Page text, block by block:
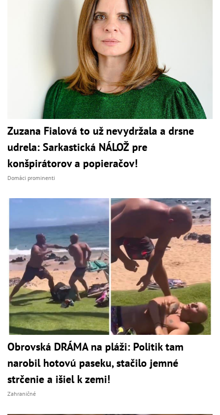
Zuzana Fialová to už nevydržala a drsne
udrela: Sarkastická NÁLOŽ pre
konšpirátorov a popieračov!
Domáci prominenti
Obrovská DRÁMA na pláži: Politik tam
narobil hotovú paseku, stačilo jemné
strčenie a išiel k zemi!
Zahraničné